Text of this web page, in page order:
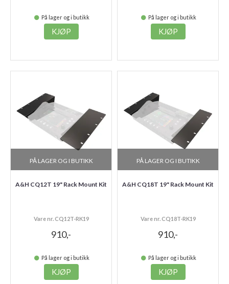
På lager og i butikk
KJØP
På lager og i butikk
KJØP
PÅ LAGER OG I BUTIKK
A&H CQ12T 19" Rack Mount Kit
Vare nr. CQ12T-RK19
910,-
På lager og i butikk
KJØP
PÅ LAGER OG I BUTIKK
A&H CQ18T 19" Rack Mount Kit
Vare nr. CQ18T-RK19
910,-
På lager og i butikk
KJØP